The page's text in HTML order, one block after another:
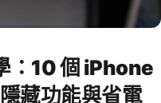
：10 個 iPhone
藏功能與省電